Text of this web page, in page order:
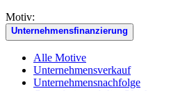
Motiv:
Unternehmensfinanzierung
Alle Motive
Unternehmensverkauf
Unternehmensnachfolge